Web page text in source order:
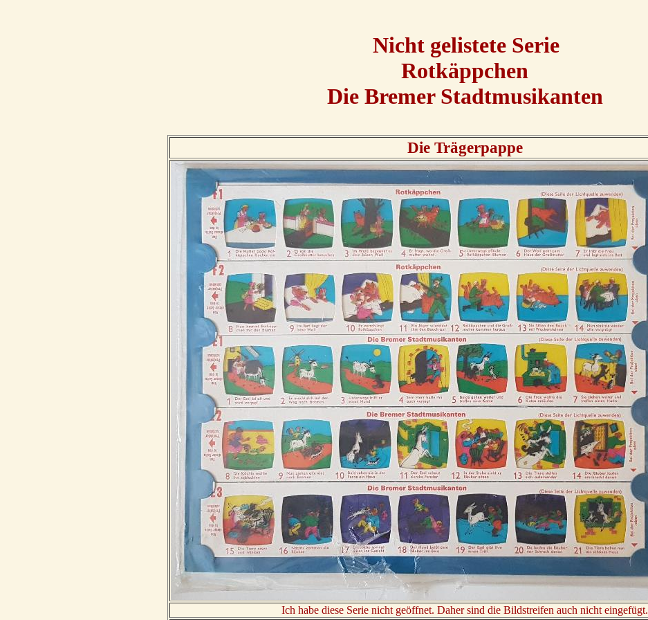
Nicht gelistete Serie
Rotkäppchen
Die Bremer Stadtmusikanten
Die Trägerpappe
Ich habe diese Serie nicht geöffnet. Daher sind die Bildstreifen auch nicht eingefügt.